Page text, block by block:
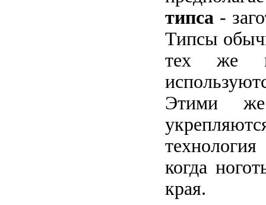
типса -
Типсы
тех же
Этими
когда
края.